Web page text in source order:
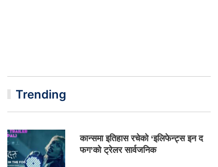
Trending
कान्समा इतिहास रचेको ‘इलिफेन्ट्स इन द
फग’को ट्रेलर सार्वजनिक